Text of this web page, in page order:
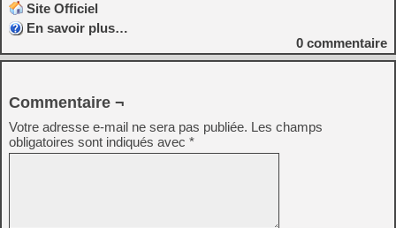
Site Officiel
En savoir plus…
0 commentaire
Commentaire ¬
Votre adresse e-mail ne sera pas publiée. Les champs
obligatoires sont indiqués avec *